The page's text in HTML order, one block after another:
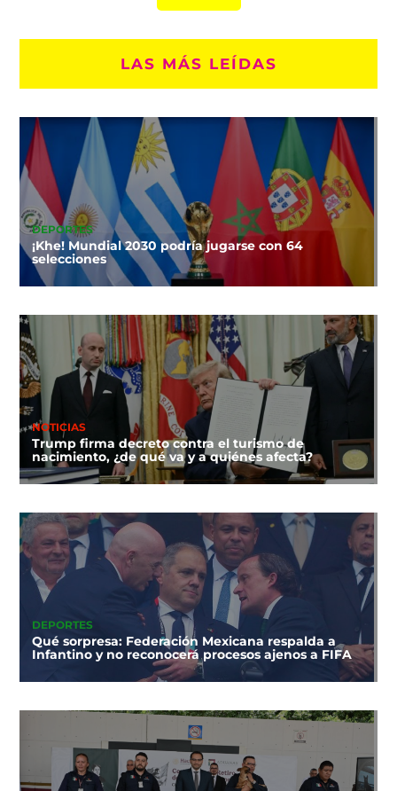
LAS MÁS LEÍDAS
DEPORTES
¡Khe! Mundial 2030 podría jugarse con 64
selecciones
NOTICIAS
Trump firma decreto contra el turismo de
nacimiento, ¿de qué va y a quiénes afecta?
DEPORTES
Qué sorpresa: Federación Mexicana respalda a
Infantino y no reconocerá procesos ajenos a FIFA